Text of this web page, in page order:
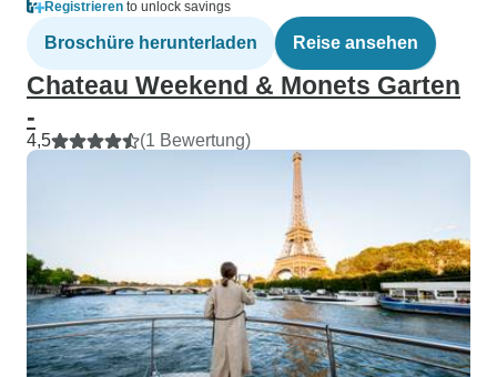
Registrieren to unlock savings
Broschüre herunterladen Reise ansehen
Chateau Weekend & Monets Garten
-
4,5 (1 Bewertung)